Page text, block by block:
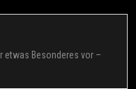
etwas Besonderes vor –